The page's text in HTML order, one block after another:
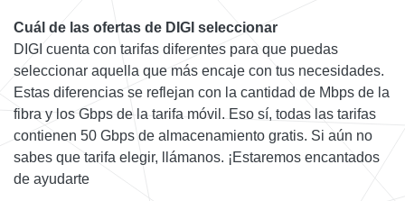
Cuál de las ofertas de DIGI seleccionar
DIGI cuenta con tarifas diferentes para que puedas
seleccionar aquella que más encaje con tus necesidades.
Estas diferencias se reflejan con la cantidad de Mbps de la
fibra y los Gbps de la tarifa móvil. Eso sí, todas las tarifas
contienen 50 Gbps de almacenamiento gratis. Si aún no
sabes que tarifa elegir, llámanos. ¡Estaremos encantados
de ayudarte